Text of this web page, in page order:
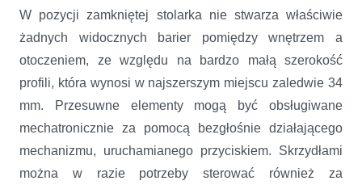
W pozycji zamkniętej stolarka nie stwarza właściwie
żadnych widocznych barier pomiędzy wnętrzem a
otoczeniem, ze względu na bardzo małą szerokość
profili, która wynosi w najszerszym miejscu zaledwie 34
mm. Przesuwne elementy mogą być obsługiwane
mechatronicznie za pomocą bezgłośnie działającego
mechanizmu, uruchamianego przyciskiem. Skrzydłami
można w razie potrzeby sterować również za